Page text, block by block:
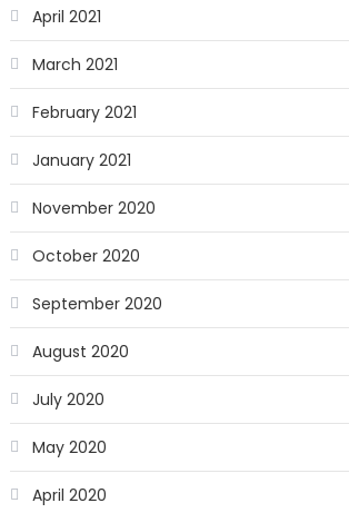
April 2021
March 2021
February 2021
January 2021
November 2020
October 2020
September 2020
August 2020
July 2020
May 2020
April 2020